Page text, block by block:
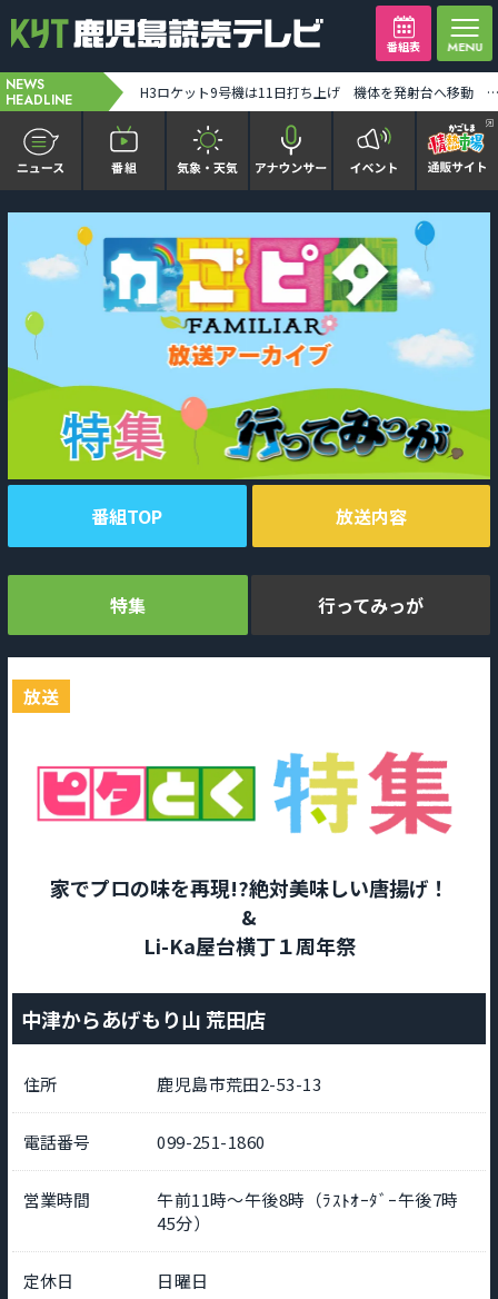
番組表
NEWS
HEADLINE 「帰るだけでも大変…」片道6時間でも故郷へ！熊本地震で止まった高速バス再開 一般道経由で運行 [2026-08-10 19:35:00] 生活にどう関わってくる？ H3ロケット9号機に搭載「みちびき7号機」 三菱電機の担当者に取材 [2026-08-10 19:36:00]
かごピタ FAMILIAR
KYT news every かごしま
かごしまソロ活
It推しTV
番組表を見る
番組TOP 放送内容
特集
放送
家でプロの味を再現!?絶対美味しい唐揚げ！
&
Li-Ka屋台横丁１周年祭
中津からあげもり山 荒田店
住所 鹿児島市荒田2-53-13
電話番号 099-251-1860
営業時間
午前11時～午後8時（ﾗｽﾄｵｰﾀﾞｰ午後7時
45分）
定休日 日曜日
行ってみっが